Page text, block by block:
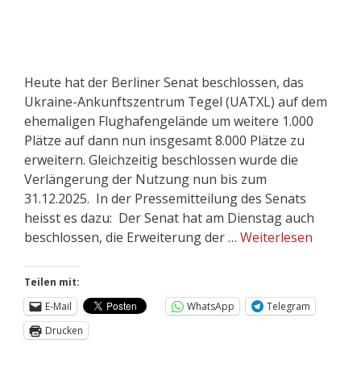
Heute hat der Berliner Senat beschlossen, das
Ukraine-Ankunftszentrum Tegel (UATXL) auf dem
ehemaligen Flughafengelände um weitere 1.000
Plätze auf dann nun insgesamt 8.000 Plätze zu
erweitern. Gleichzeitig beschlossen wurde die
Verlängerung der Nutzung nun bis zum
31.12.2025. In der Pressemitteilung des Senats
heisst es dazu: Der Senat hat am Dienstag auch
beschlossen, die Erweiterung der … Weiterlesen
Teilen mit:
E-Mail
WhatsApp
Telegram
Drucken